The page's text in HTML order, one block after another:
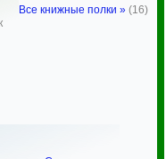
Все книжные полки » (16)